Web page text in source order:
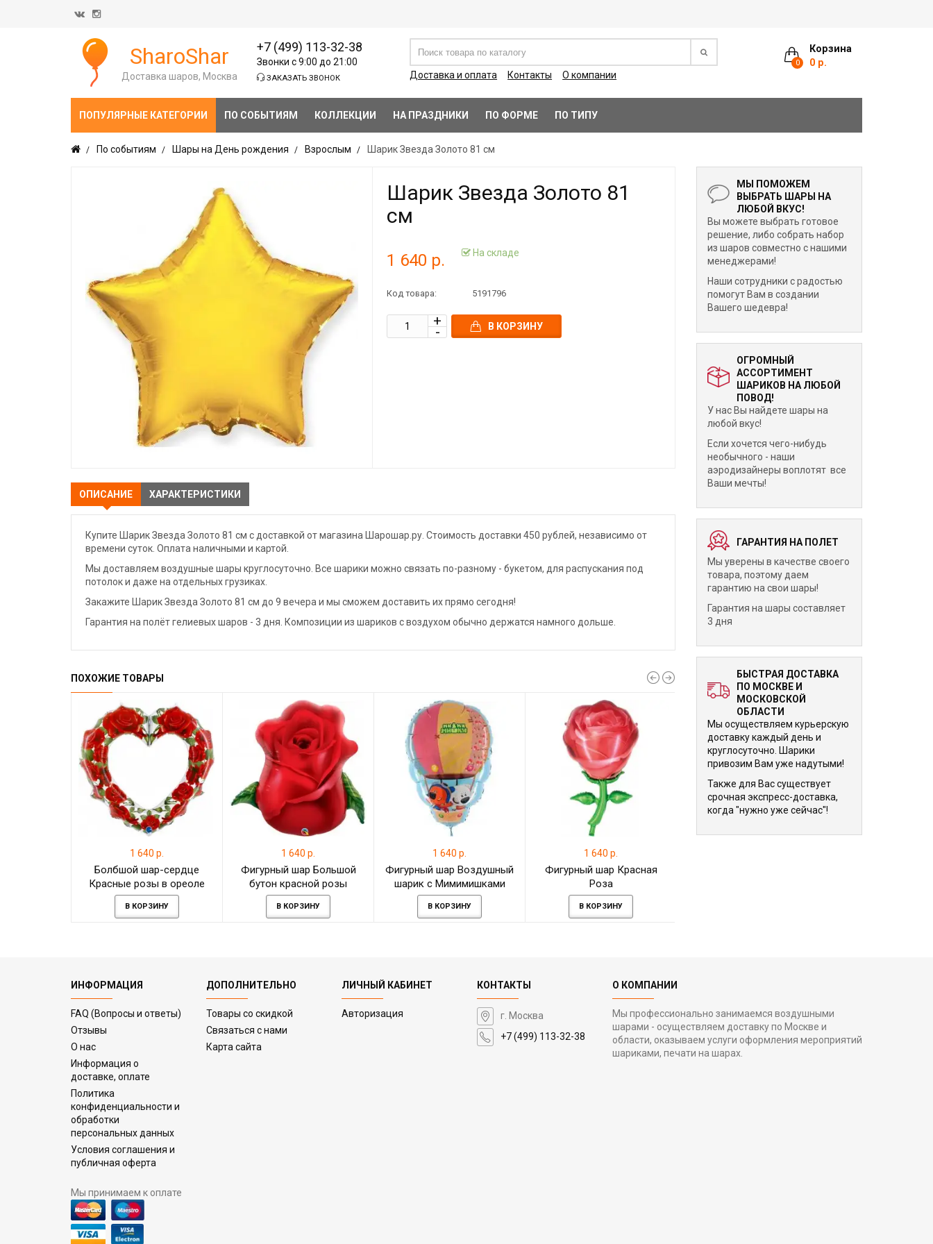
Корзина
0 0 р.
SharoShar
Доставка шаров, Москва
+7 (499) 113-32-38
Звонки с 9:00 до 21:00
ЗАКАЗАТЬ ЗВОНОК Доставка и оплата Контакты О компании
ПОПУЛЯРНЫЕ КАТЕГОРИИ ПО СОБЫТИЯМ КОЛЛЕКЦИИ НА ПРАЗДНИКИ ПО ФОРМЕ ПО ТИПУ
По событиям Шары на День рождения Взрослым Шарик Звезда Золото 81 см
Шарик Звезда Золото 81
см
1 640 р. На складе
Код товара: 5191796
В КОРЗИНУ
ОПИСАНИЕ ХАРАКТЕРИСТИКИ
Купите Шарик Звезда Золото 81 см с доставкой от магазина Шарошар.ру. Стоимость доставки 450 рублей, независимо от
времени суток. Оплата наличными и картой.
Мы доставляем воздушные шары круглосуточно. Все шарики можно связать по-разному - букетом, для распускания под
потолок и даже на отдельных грузиках.
Закажите Шарик Звезда Золото 81 см до 9 вечера и мы сможем доставить их прямо сегодня!
Гарантия на полёт гелиевых шаров - 3 дня. Композиции из шариков с воздухом обычно держатся намного дольше.
ПОХОЖИЕ ТОВАРЫ
1 640 р.
Болбшой шар-сердце
Красные розы в ореоле
В КОРЗИНУ
1 640 р.
Фигурный шар Большой
бутон красной розы
В КОРЗИНУ
1 640 р.
Фигурный шар Воздушный
шарик с Мимимишками
В КОРЗИНУ
1 640 р.
Фигурный шар Красная
Роза
В КОРЗИНУ
МЫ ПОМОЖЕМ
ВЫБРАТЬ ШАРЫ НА
ЛЮБОЙ ВКУС!
Вы можете выбрать готовое
решение, либо собрать набор
из шаров совместно с нашими
менеджерами!
Наши сотрудники с радостью
помогут Вам в создании
Вашего шедевра!
ОГРОМНЫЙ
АССОРТИМЕНТ
ШАРИКОВ НА ЛЮБОЙ
ПОВОД!
У нас Вы найдете шары на
любой вкус!
Если хочется чего-нибудь
необычного - наши
аэродизайнеры воплотят все
Ваши мечты!
ГАРАНТИЯ НА ПОЛЕТ
Мы уверены в качестве своего
товара, поэтому даем
гарантию на свои шары!
Гарантия на шары составляет
3 дня
БЫСТРАЯ ДОСТАВКА
ПО МОСКВЕ И
МОСКОВСКОЙ
ОБЛАСТИ
Мы осуществляем курьерскую
доставку каждый день и
круглосуточно. Шарики
привозим Вам уже надутыми!
Также для Вас существует
срочная экспресс-доставка,
когда "нужно уже сейчас"!
ИНФОРМАЦИЯ
FAQ (Вопросы и ответы)
Отзывы
О нас
Информация о
доставке, оплате
Политика
конфиденциальности и
обработки
персональных данных
Условия соглашения и
публичная оферта
Мы принимаем к оплате
ДОПОЛНИТЕЛЬНО
Товары со скидкой
Связаться с нами
Карта сайта
ЛИЧНЫЙ КАБИНЕТ
Авторизация
КОНТАКТЫ
г. Москва
+7 (499) 113-32-38
О КОМПАНИИ
Мы профессионально занимаемся воздушными
шарами - осуществляем доставку по Москве и
области, оказываем услуги оформления мероприятий
шариками, печати на шарах.